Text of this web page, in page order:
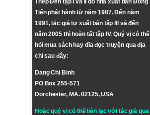
Thép Đen tập I và II do nhà xuất bản Đông
Tiến phát hành từ năm 1987. Đến năm
1991, tác giả tự xuất bản tập III và đến
năm 2005 thì hoàn tất tập IV. Quý vị có thể
hỏi mua sách hay dĩa đọc truyện qua địa
chỉ sau đây:
Dang Chi Binh
PO Box 255-571
Dorchester, MA. 02125, USA
Hoặc quý vị có thể liên lạc với tác giả qua